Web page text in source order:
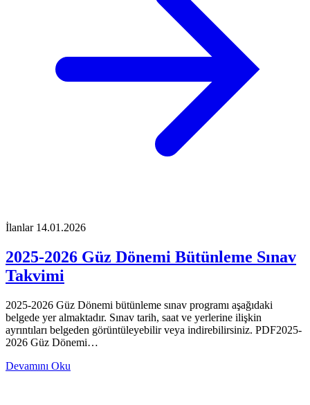
İlanlar 14.01.2026
2025-2026 Güz Dönemi Bütünleme Sınav
Takvimi
2025-2026 Güz Dönemi bütünleme sınav programı aşağıdaki
belgede yer almaktadır. Sınav tarih, saat ve yerlerine ilişkin
ayrıntıları belgeden görüntüleyebilir veya indirebilirsiniz. PDF2025-
2026 Güz Dönemi…
Devamını Oku